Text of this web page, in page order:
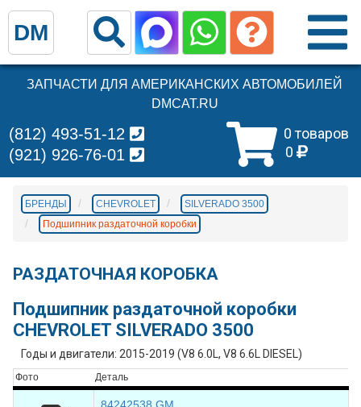
ЗАПЧАСТИ ДЛЯ АМЕРИКАНСКИХ АВТОМОБИЛЕЙ
DMCAT.RU
0 товаров
0
(812) 493-51-12
(921) 926-76-01
БРЕНДЫ CHEVROLET
SILVERADO 3500
Подшипник раздаточной коробки
РАЗДАТОЧНАЯ КОРОБКА
Подшипник раздаточной коробки
CHEVROLET SILVERADO 3500
Годы и двигатели: 2015-2019 (V8 6.0L, V8 6.6L DIESEL)
Фото Деталь
DM